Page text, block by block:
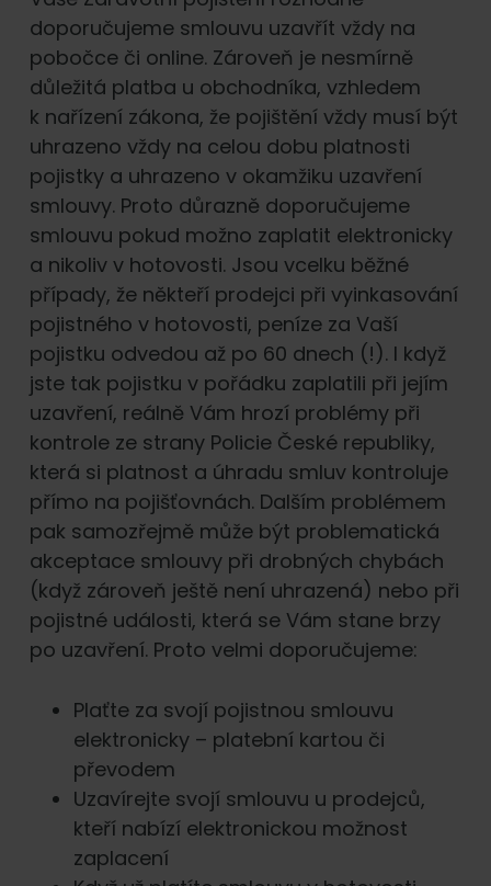
doporučujeme smlouvu uzavřít vždy na
pobočce či online. Zároveň je nesmírně
důležitá platba u obchodníka, vzhledem
k nařízení zákona, že pojištění vždy musí být
uhrazeno vždy na celou dobu platnosti
pojistky a uhrazeno v okamžiku uzavření
smlouvy. Proto důrazně doporučujeme
smlouvu pokud možno zaplatit elektronicky
a nikoliv v hotovosti. Jsou vcelku běžné
případy, že někteří prodejci při vyinkasování
pojistného v hotovosti, peníze za Vaší
pojistku odvedou až po 60 dnech (!). I když
jste tak pojistku v pořádku zaplatili při jejím
uzavření, reálně Vám hrozí problémy při
kontrole ze strany Policie České republiky,
která si platnost a úhradu smluv kontroluje
přímo na pojišťovnách. Dalším problémem
pak samozřejmě může být problematická
akceptace smlouvy při drobných chybách
(když zároveň ještě není uhrazená) nebo při
pojistné události, která se Vám stane brzy
po uzavření. Proto velmi doporučujeme:
Plaťte za svojí pojistnou smlouvu
elektronicky – platební kartou či
převodem
Uzavírejte svojí smlouvu u prodejců,
kteří nabízí elektronickou možnost
zaplacení